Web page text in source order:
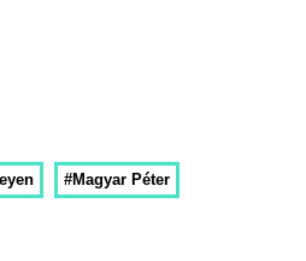
#Magyar Péter